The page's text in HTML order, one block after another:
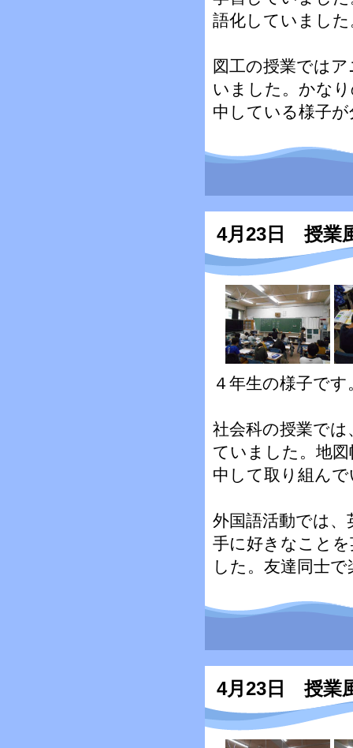
語化していました
図工の授業では
いました。かな
中している様子
4月23日 授業
４年生の様子です
社会科の授業で
ていました。地
中して取り組ん
外国語活動では
手に好きなこと
した。友達同士
4月23日 授業